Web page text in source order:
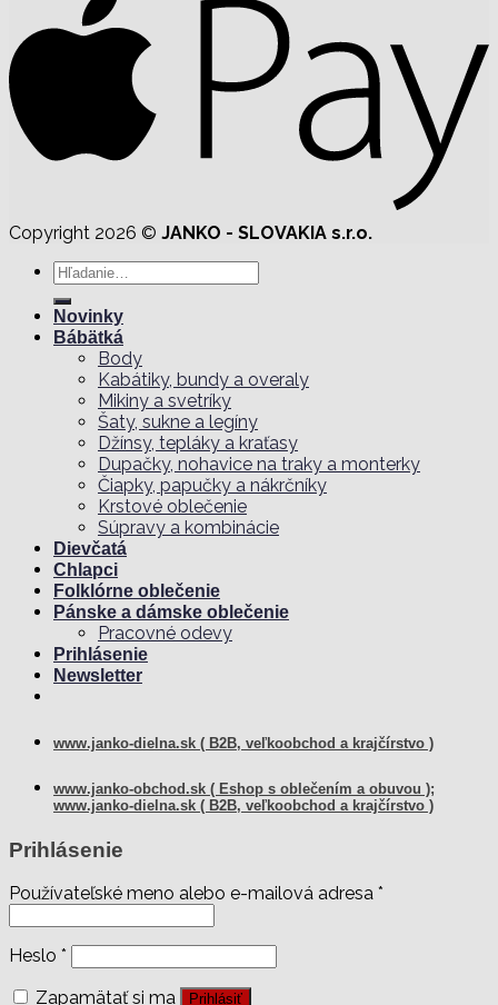
Copyright 2026 © JANKO - SLOVAKIA s.r.o.
Hľadať:
Novinky
Bábätká
Body
Kabátiky, bundy a overaly
Mikiny a svetríky
Šaty, sukne a legíny
Džínsy, tepláky a kraťasy
Dupačky, nohavice na traky a monterky
Čiapky, papučky a nákrčníky
Krstové oblečenie
Súpravy a kombinácie
Dievčatá
Chlapci
Folklórne oblečenie
Pánske a dámske oblečenie
Pracovné odevy
Prihlásenie
Newsletter
www.janko-dielna.sk ( B2B, veľkoobchod a krajčírstvo )
www.janko-obchod.sk ( Eshop s oblečením a obuvou );
www.janko-dielna.sk ( B2B, veľkoobchod a krajčírstvo )
Prihlásenie
Používateľské meno alebo e-mailová adresa *
Heslo *
Zapamätať si ma
Prihlásiť